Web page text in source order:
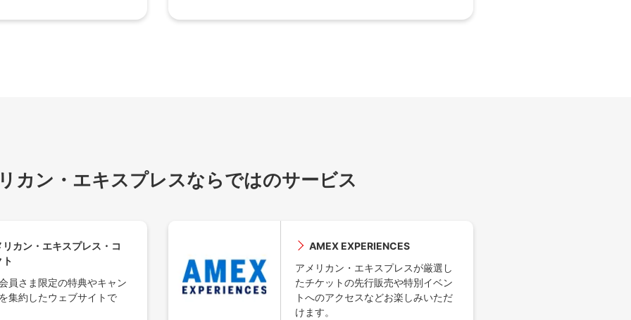
カン・エキスプレスならではのサービス
リカン・エキスプレス・コ
員さま限定の特典やキャン
集約したウェブサイトで
AMEX EXPERIENCES
アメリカン・エキスプレスが厳選し
たチケットの先行販売や特別イベン
トへのアクセスなどお楽しみいただ
けます。